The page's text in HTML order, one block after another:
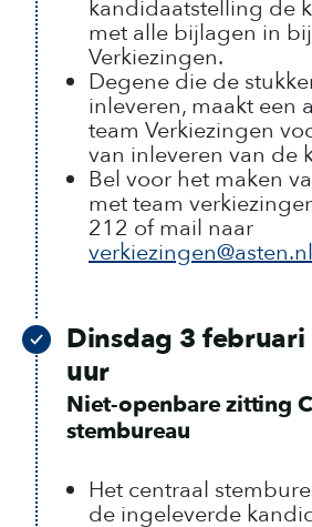
kandidaatstelling de
met alle bijlagen in
Verkiezingen.
Degene die de
inleveren, maakt een
team Verkiezingen
van inleveren van de
Bel voor het maken
met team
212 of mail naar
verkiezingen@asten.nl
Dinsdag 3
uur
Niet-openbare zitting
stembureau
Het centraal
de ingeleverde